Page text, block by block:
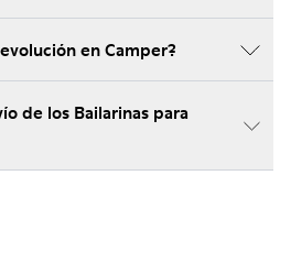
en Camper?
de los Bailarinas para